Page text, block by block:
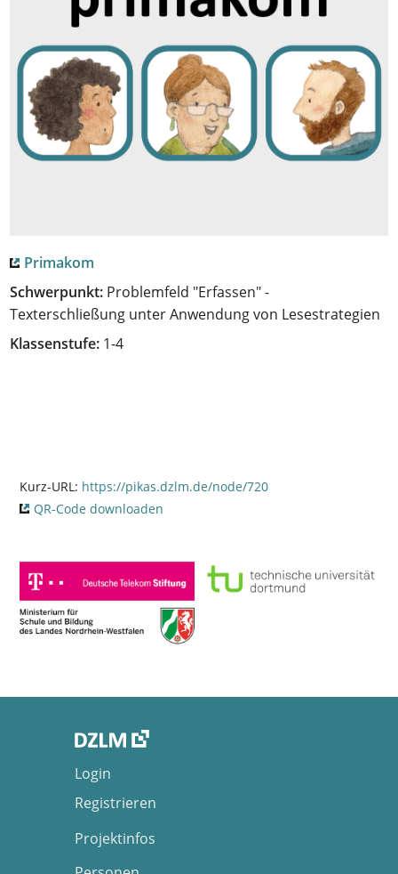
Primakom
Schwerpunkt: Problemfeld "Erfassen" -
Texterschließung unter Anwendung von Lesestrategien
Klassenstufe: 1-4
Kurz-URL: https://pikas.dzlm.de/node/720
QR-Code downloaden
Login
Registrieren
Projektinfos